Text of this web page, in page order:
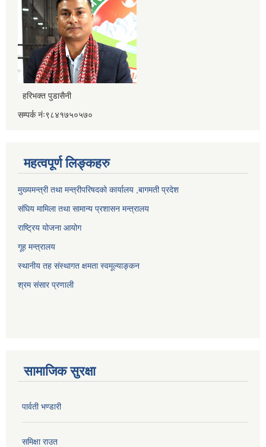
हरिभक्त पुडासैनी
सम्पर्क नंः९८४१७५०५७०
महत्वपूर्ण लिङ्कहरु
मुख्यमन्त्री तथा मन्त्रीपरिषदको कार्यालय ,बागमती प्रदेश
संघिय मामिला तथा सामान्य प्रशासन मन्त्रालय
राष्ट्रिय योजना आयोग
गूह मन्त्रालय
स्थानीय तह संस्थागत क्षमता स्वमूल्याङ्कन
श्रम संसार प्रणाली
सामाजिक सुरक्षा
पार्वती भण्डारी
समिक्षा राउत